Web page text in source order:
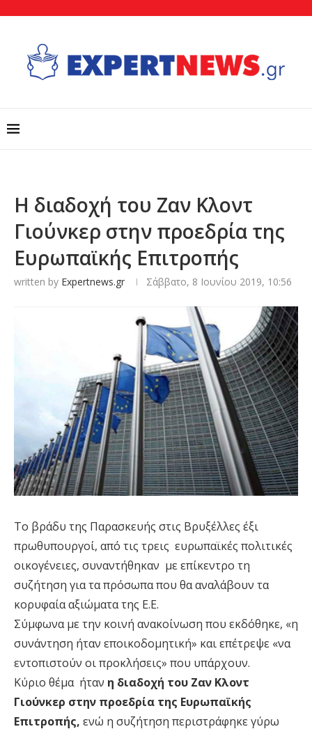
Η διαδοχή του Ζαν Κλοντ
Γιούνκερ στην προεδρία της
Ευρωπαϊκής Επιτροπής
written by Expertnews.gr Σάββατο, 8 Ιουνίου 2019, 10:56
Το βράδυ της Παρασκευής στις Βρυξέλλες έξι
πρωθυπουργοί, από τις τρεις ευρωπαϊκές πολιτικές
οικογένειες, συναντήθηκαν με επίκεντρο τη
συζήτηση για τα πρόσωπα που θα αναλάβουν τα
κορυφαία αξιώματα της Ε.Ε.
Σύμφωνα με την κοινή ανακοίνωση που εκδόθηκε, «η
συνάντηση ήταν εποικοδομητική» και επέτρεψε «να
εντοπιστούν οι προκλήσεις» που υπάρχουν.
Κύριο θέμα ήταν η διαδοχή του Ζαν Κλοντ
Γιούνκερ στην προεδρία της Ευρωπαϊκής
Επιτροπής, ενώ η συζήτηση περιστράφηκε γύρω